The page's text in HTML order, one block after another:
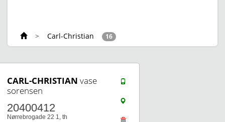
> Carl-Christian 16
CARL-CHRISTIAN vase
sorensen
20400412
Nørrebrogade 22 1, th